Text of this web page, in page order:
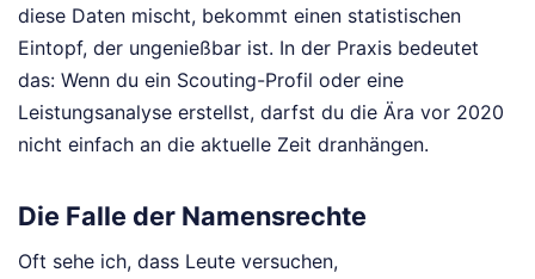
diese Daten mischt, bekommt einen statistischen
Eintopf, der ungenießbar ist. In der Praxis bedeutet
das: Wenn du ein Scouting-Profil oder eine
Leistungsanalyse erstellst, darfst du die Ära vor 2020
nicht einfach an die aktuelle Zeit dranhängen.
Die Falle der Namensrechte
Oft sehe ich, dass Leute versuchen,